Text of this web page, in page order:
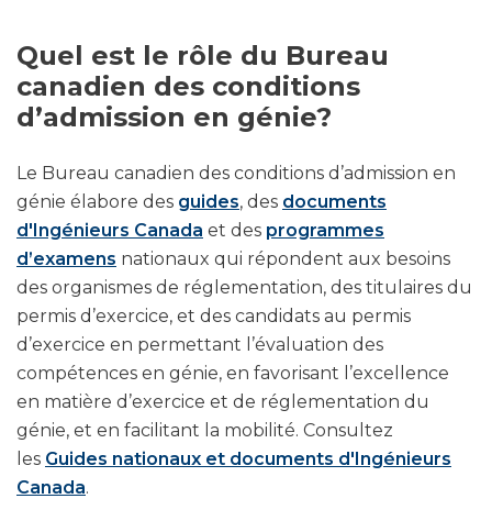
Quel est le rôle du Bureau
canadien des conditions
d’admission en génie?
Le Bureau canadien des conditions d’admission en
génie élabore des guides, des documents
d'Ingénieurs Canada et des programmes
d’examens nationaux qui répondent aux besoins
des organismes de réglementation, des titulaires du
permis d’exercice, et des candidats au permis
d’exercice en permettant l’évaluation des
compétences en génie, en favorisant l’excellence
en matière d’exercice et de réglementation du
génie, et en facilitant la mobilité. Consultez
les Guides nationaux et documents d'Ingénieurs
Canada.